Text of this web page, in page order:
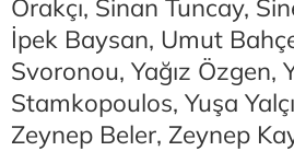
Orakçı, Sinan Tuncay,
İpek Baysan, Umut
Svoronou, Yağız Özgen,
Stamkopoulos, Yuşa
Zeynep Beler, Zeynep